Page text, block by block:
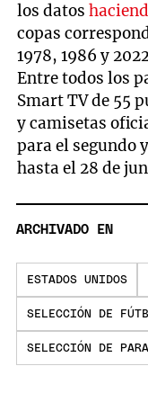
los datos
copas
1978, 1986 y
Entre todos los
Smart TV de 55
y camisetas
para el segundo
hasta el 28 de
ARCHIVADO EN
ESTADOS UNIDOS
SELECCIÓN DE
SELECCIÓN DE